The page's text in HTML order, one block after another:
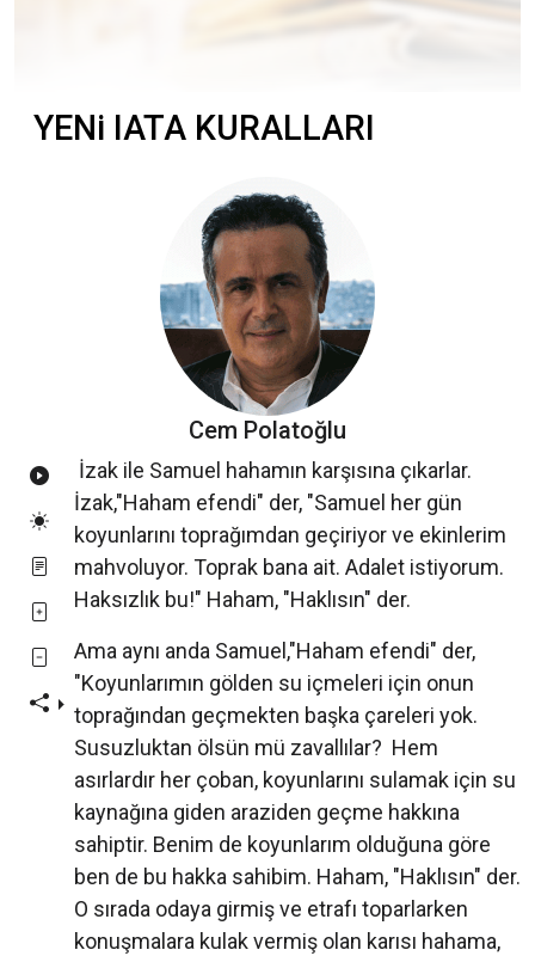
YENi IATA KURALLARI
Cem Polatoğlu
İzak ile Samuel hahamın karşısına çıkarlar.
İzak,"Haham efendi" der, "Samuel her gün
koyunlarını toprağımdan geçiriyor ve ekinlerim
mahvoluyor. Toprak bana ait. Adalet istiyorum.
Haksızlık bu!" Haham, "Haklısın" der.
Ama aynı anda Samuel,"Haham efendi" der,
"Koyunlarımın gölden su içmeleri için onun
toprağından geçmekten başka çareleri yok.
Susuzluktan ölsün mü zavallılar? Hem
asırlardır her çoban, koyunlarını sulamak için su
kaynağına giden araziden geçme hakkına
sahiptir. Benim de koyunlarım olduğuna göre
ben de bu hakka sahibim. Haham, "Haklısın" der.
O sırada odaya girmiş ve etrafı toparlarken
konuşmalara kulak vermiş olan karısı hahama,